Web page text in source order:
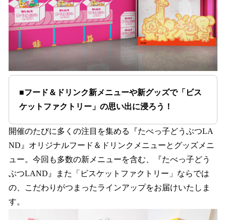
■フード＆ドリンク新メニューや新グッズで「ビス
ケットファクトリー」の思い出に浸ろう！
開催のたびに多くの注目を集める『たべっ子どうぶつLA
ND』オリジナルフード＆ドリンクメニューとグッズメニ
ュー。今回も多数の新メニューを含む、『たべっ子どう
ぶつLAND』また「ビスケットファクトリー」ならでは
の、こだわりがつまったラインアップをお届けいたしま
す。